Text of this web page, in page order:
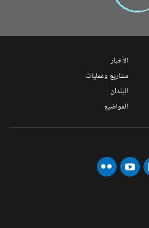
الأخبار
مشاريع وعمليات
البلدان
المواضيع